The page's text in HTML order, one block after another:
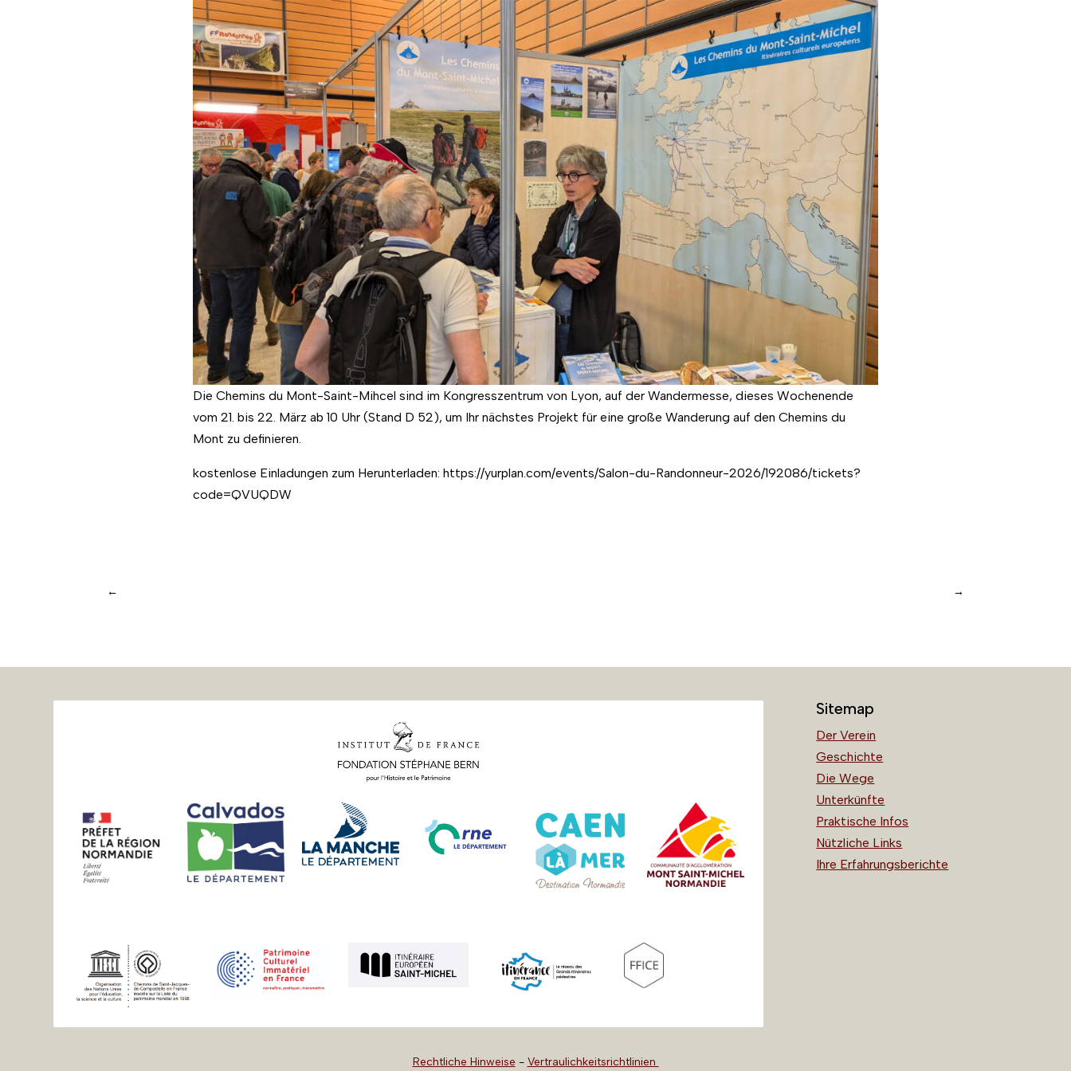
Die Chemins du Mont-Saint-Mihcel sind im Kongresszentrum von Lyon, auf der Wandermesse, dieses Wochenende
vom 21. bis 22. März ab 10 Uhr (Stand D 52), um Ihr nächstes Projekt für eine große Wanderung auf den Chemins du
Mont zu definieren.
kostenlose Einladungen zum Herunterladen: https://yurplan.com/events/Salon-du-Randonneur-2026/192086/tickets?
code=QVUQDW
← →
Sitemap
Der Verein
Geschichte
Die Wege
Unterkünfte
Praktische Infos
Nützliche Links
Ihre Erfahrungsberichte
Rechtliche Hinweise - Vertraulichkeitsrichtlinien